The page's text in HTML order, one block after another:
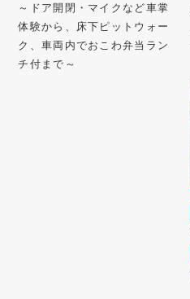
～ドア開閉・マイクなど車掌
体験から、床下ピットウォー
ク、車両内でおこわ弁当ラン
チ付まで～